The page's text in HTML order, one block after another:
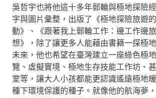
吳哲宇也將他這十多年郵輪與極地探險
字與圖片彙整，出版了《極地探險旅遊
動》、《跟著我上郵輪工作：邊工作邊
想》，除了讓更多人能藉由書籍一探極
未來，他也希望在臺灣建立一座綠色極
覽、虛擬實境、極地生存技能工作坊、
室等，讓大人小孩都能更認識遙遠極地
種下環境保護的種子。就像他的航海夢